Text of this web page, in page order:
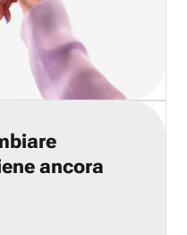
ancora